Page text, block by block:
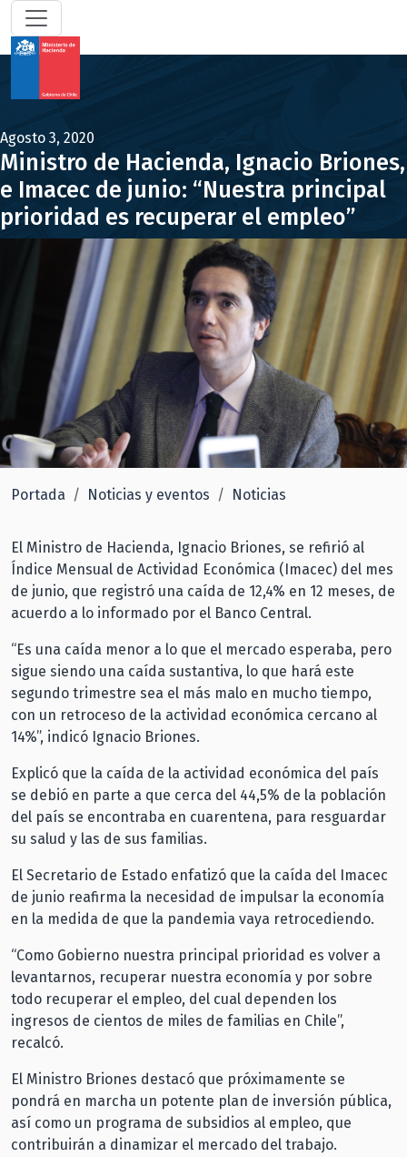
Agosto 3, 2020
Ministro de Hacienda, Ignacio Briones,
e Imacec de junio: “Nuestra principal
prioridad es recuperar el empleo”
Portada Noticias y eventos Noticias
El Ministro de Hacienda, Ignacio Briones, se refirió al
Índice Mensual de Actividad Económica (Imacec) del mes
de junio, que registró una caída de 12,4% en 12 meses, de
acuerdo a lo informado por el Banco Central.
“Es una caída menor a lo que el mercado esperaba, pero
sigue siendo una caída sustantiva, lo que hará este
segundo trimestre sea el más malo en mucho tiempo,
con un retroceso de la actividad económica cercano al
14%”, indicó Ignacio Briones.
Explicó que la caída de la actividad económica del país
se debió en parte a que cerca del 44,5% de la población
del país se encontraba en cuarentena, para resguardar
su salud y las de sus familias.
El Secretario de Estado enfatizó que la caída del Imacec
de junio reafirma la necesidad de impulsar la economía
en la medida de que la pandemia vaya retrocediendo.
“Como Gobierno nuestra principal prioridad es volver a
levantarnos, recuperar nuestra economía y por sobre
todo recuperar el empleo, del cual dependen los
ingresos de cientos de miles de familias en Chile”,
recalcó.
El Ministro Briones destacó que próximamente se
pondrá en marcha un potente plan de inversión pública,
así como un programa de subsidios al empleo, que
contribuirán a dinamizar el mercado del trabajo.